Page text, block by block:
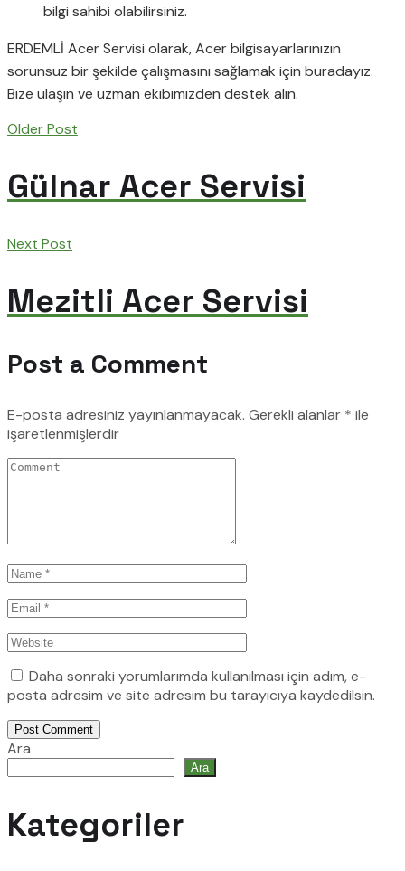
bilgi sahibi olabilirsiniz.
ERDEMLİ Acer Servisi olarak, Acer bilgisayarlarınızın
sorunsuz bir şekilde çalışmasını sağlamak için buradayız.
Bize ulaşın ve uzman ekibimizden destek alın.
Older Post
Gülnar Acer Servisi
Next Post
Mezitli Acer Servisi
Post a Comment
E-posta adresiniz yayınlanmayacak. Gerekli alanlar * ile
işaretlenmişlerdir
Daha sonraki yorumlarımda kullanılması için adım, e-
posta adresim ve site adresim bu tarayıcıya kaydedilsin.
Post Comment
Ara
Ara
Kategoriler